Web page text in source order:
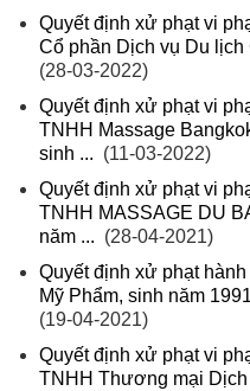
Quyết định xử phạt vi
Cổ phần Dịch vụ Du
(28-03-2022)
Quyết định xử phạt vi
TNHH Massage
sinh ... (11-03-2022)
Quyết định xử phạt vi
TNHH MASSAGE DU
năm ... (28-04-2021)
Quyết định xử phạt
Mỹ Phẩm, sinh năm
(19-04-2021)
Quyết định xử phạt vi
TNHH Thương mại Dịch